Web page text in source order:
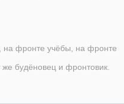
на фронте учёбы, на фронте
будёновец и фронтовик.